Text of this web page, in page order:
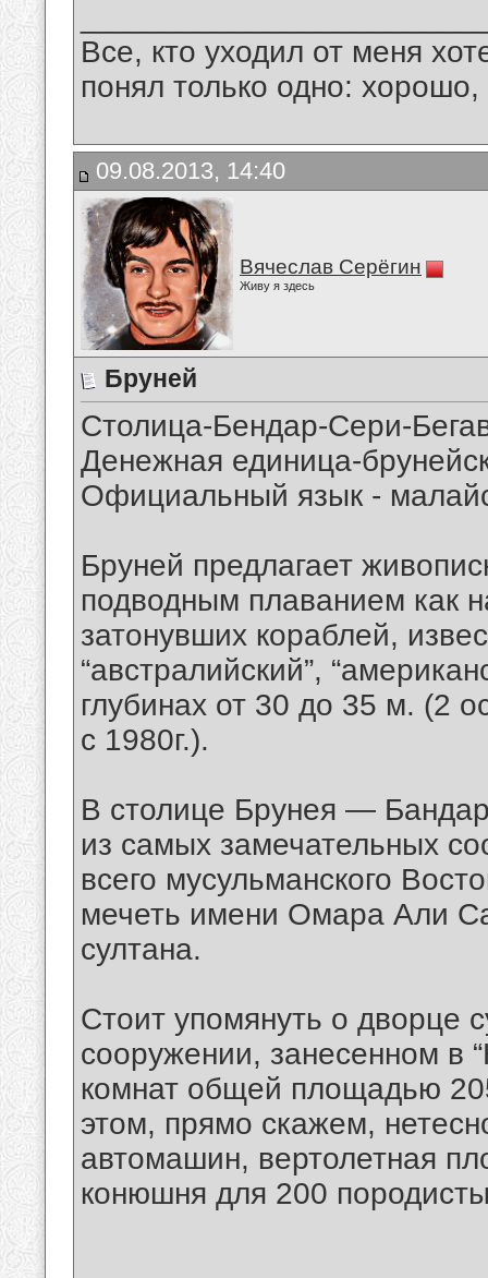
Все, кто уходил от меня
понял только одно:
09.08.2013, 14:40
Вячеслав Серёгин
Живу я здесь
Бруней
Столица-Бендар-Сери-
Денежная единица-
Официальный язык -
Бруней предлагает
подводным плаванием как
затонувших кораблей,
“австралийский”,
глубинах от 30 до 35 м. (2
с 1980г.).
В столице Брунея —
из самых замечательных
всего мусульманского
мечеть имени Омара Али
султана.
Стоит упомянуть о дворце
сооружении, занесенном в
комнат общей площадью
этом, прямо скажем,
автомашин, вертолетная
конюшня для 200